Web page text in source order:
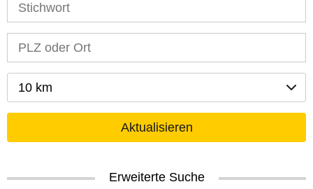
10 km
Aktualisieren
Erweiterte Suche